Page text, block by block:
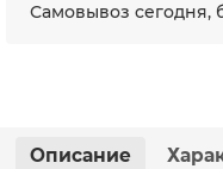
Самовывоз сегодня,
Описание